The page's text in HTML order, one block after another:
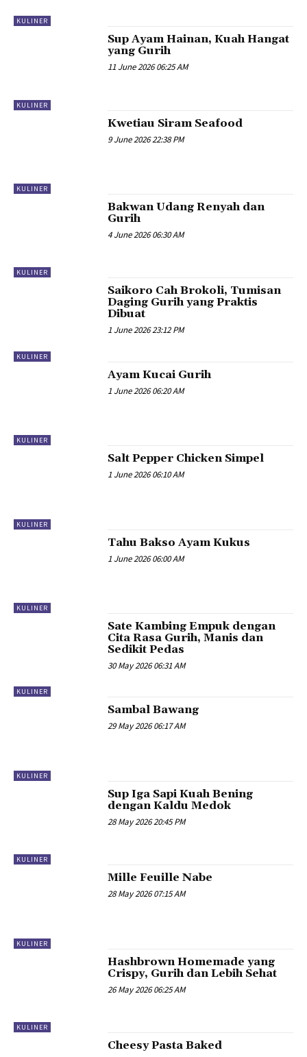
KULINER
KULINER
Sup Ayam Hainan, Kuah Hangat
yang Gurih
11 June 2026 06:25 AM
KULINER
Kwetiau Siram Seafood
9 June 2026 22:38 PM
KULINER
Bakwan Udang Renyah dan
Gurih
4 June 2026 06:30 AM
KULINER
Saikoro Cah Brokoli, Tumisan
Daging Gurih yang Praktis
Dibuat
1 June 2026 23:12 PM
KULINER
Ayam Kucai Gurih
1 June 2026 06:20 AM
KULINER
Salt Pepper Chicken Simpel
1 June 2026 06:10 AM
KULINER
Tahu Bakso Ayam Kukus
1 June 2026 06:00 AM
KULINER
Sate Kambing Empuk dengan
Cita Rasa Gurih, Manis dan
Sedikit Pedas
30 May 2026 06:31 AM
KULINER
Sambal Bawang
29 May 2026 06:17 AM
KULINER
Sup Iga Sapi Kuah Bening
dengan Kaldu Medok
28 May 2026 20:45 PM
KULINER
Mille Feuille Nabe
28 May 2026 07:15 AM
KULINER
Hashbrown Homemade yang
Crispy, Gurih dan Lebih Sehat
26 May 2026 06:25 AM
Cheesy Pasta Baked